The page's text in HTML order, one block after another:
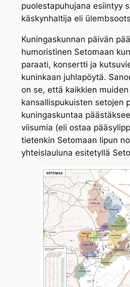
puolestapuhujana esiintyy
käskynhaltija eli
Kuningaskunnan päivän
humoristinen Setomaan
paraati, konsertti ja
kuninkaan juhlapöytä.
on se, että kaikkien muiden
kansallispukuisten setojen
kuningaskuntaa
viisumia (eli ostaa
tietenkin Setomaan lipun
yhteislauluna esitetyllä